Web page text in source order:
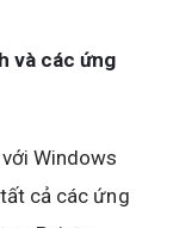
và các ứng
Windows
cả các ứng